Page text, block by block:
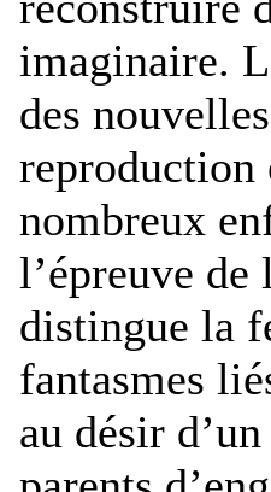
imaginaire.
des
reproduction
nombreux
l’épreuve
distingue la
fantasmes
au désir